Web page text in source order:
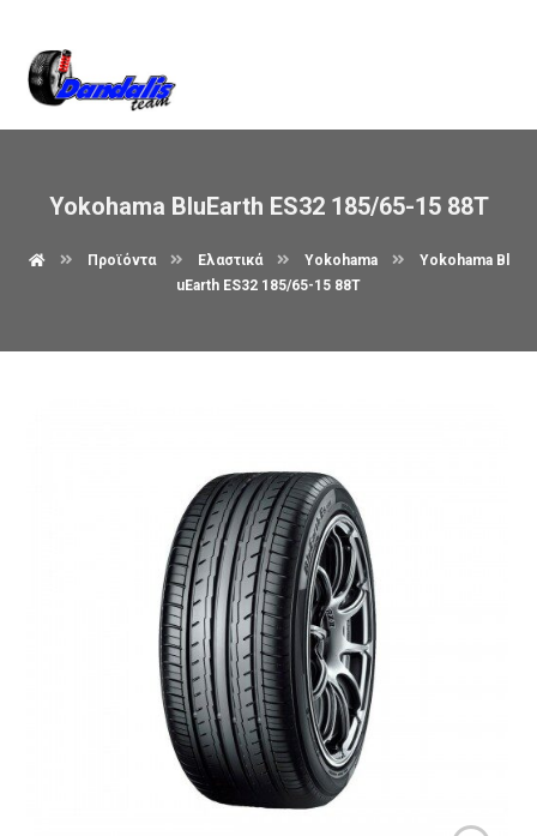
Yokohama BluEarth ES32 185/65-15 88T
Προϊόντα Ελαστικά Yokohama
Yokohama Bl
uEarth ES32 185/65-15 88T